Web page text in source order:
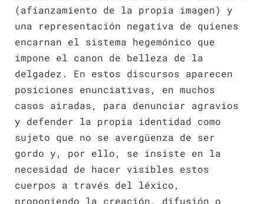
(afianzamiento de la propia imagen) y
una representación negativa de quienes
encarnan el sistema hegemónico que
impone el canon de belleza de la
delgadez. En estos discursos aparecen
posiciones enunciativas, en muchos
casos airadas, para denunciar agravios
y defender la propia identidad como
sujeto que no se avergüenza de ser
gordo y, por ello, se insiste en la
necesidad de hacer visibles estos
cuerpos a través del léxico,
proponiendo la creación, difusión o